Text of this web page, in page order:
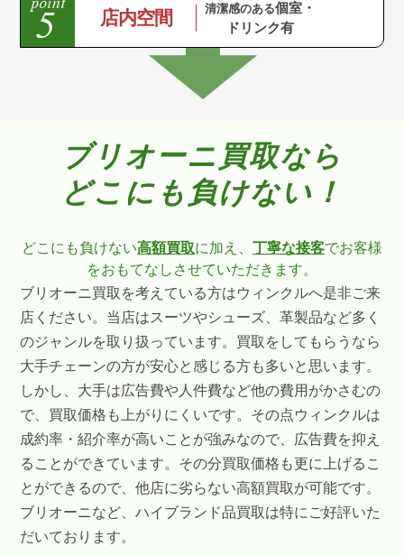
店内空間 清潔感のある個室・
ドリンク有
ブリオーニ買取なら
どこにも負けない！
どこにも負けない高額買取に加え、 丁寧な接客でお客様
をおもてなしさせていただきます。
ブリオーニ買取を考えている方はウィンクルへ是非ご来
店ください。当店はスーツやシューズ、革製品など多く
のジャンルを取り扱っています。買取をしてもらうなら
大手チェーンの方が安心と感じる方も多いと思います。
しかし、大手は広告費や人件費など他の費用がかさむの
で、買取価格も上がりにくいです。その点ウィンクルは
成約率・紹介率が高いことが強みなので、広告費を抑え
ることができています。その分買取価格も更に上げるこ
とができるので、他店に劣らない高額買取が可能です。
ブリオーニなど、ハイブランド品買取は特にご好評いた
だいております。